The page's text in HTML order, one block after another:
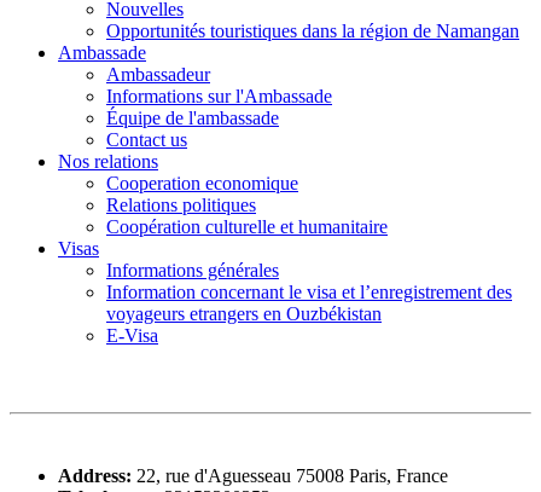
Nouvelles
Opportunités touristiques dans la région de Namangan
Ambassade
Ambassadeur
Informations sur l'Ambassade
Équipe de l'ambassade
Contact us
Nos relations
Cooperation economique
Relations politiques
Coopération culturelle et humanitaire
Visas
Informations générales
Information concernant le visa et l’enregistrement des
voyageurs etrangers en Ouzbékistan
E-Visa
Address: 22, rue d'Aguesseau 75008 Paris, France